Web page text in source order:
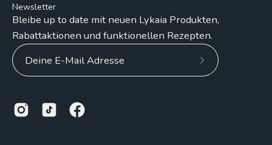
Newsletter
Bleibe up to date mit neuen Lykaia Produkten,
Rabattaktionen und funktionellen Rezepten.
Abonniere